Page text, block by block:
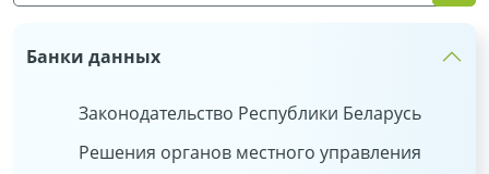
Банки данных
Законодательство Республики Беларусь
Решения органов местного управления